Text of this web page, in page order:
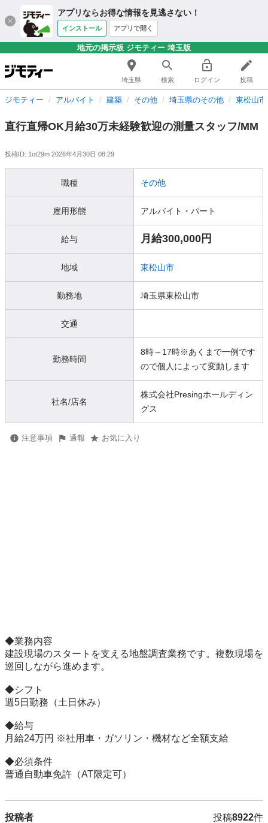
アプリならお得な情報を見逃さない！
インストール アプリで開く
地元の掲示板 ジモティー 埼玉版
埼玉県 検索 ログイン 投稿
ジモティー アルバイト 建築 その他 埼玉県のその他 東松山
直行直帰OK月給30万未経験歓迎の測量スタッフ/MM
投稿ID: 1ot29m 2026年4月30日 08:29
職種 その他
雇用形態 アルバイト・パート
給与 月給300,000円
地域 東松山市
勤務地 埼玉県東松山市
交通
勤務時間
8時～17時※あくまで一例です
ので個人によって変動します
社名/店名
株式会社Presingホールディン
グス
注意事項 通報 お気に入り
◆業務内容
建設現場のスタートを支える地盤調査業務です。複数現場を
巡回しながら進めます。
◆シフト
週5日勤務（土日休み）
◆給与
月給24万円 ※社用車・ガソリン・機材など全額支給
◆必須条件
普通自動車免許（AT限定可）
投稿者 投稿8922件